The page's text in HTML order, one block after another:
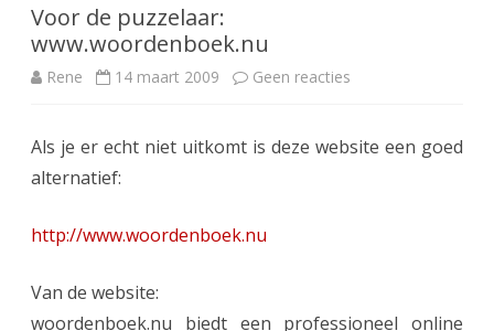
Voor de puzzelaar:
www.woordenboek.nu
Rene 14 maart 2009 Geen reacties
de
Als je er echt niet uitkomt is deze website een goed
alternatief:
http://www.woordenboek.nu
Van de website:
woordenboek.nu biedt een professioneel online